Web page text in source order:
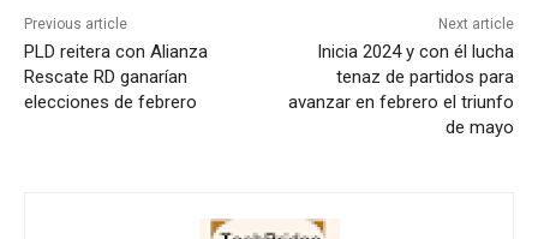
Previous article
PLD reitera con Alianza
Rescate RD ganarían
elecciones de febrero
Next article
Inicia 2024 y con él lucha
tenaz de partidos para
avanzar en febrero el triunfo
de mayo